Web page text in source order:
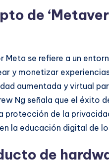
de
Meta se refiere a un
y monetizar
aumentada y virtual
Ng señala que el éxito
de la
la educación digital de
de